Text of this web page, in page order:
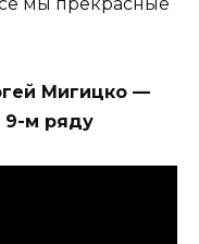
Мигицко —
9-м ряду